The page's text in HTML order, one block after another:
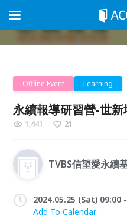
Offline Event Learning
永續報導研習營-世新
1,441 21
TVBS信望愛永續
2024.05.25 (Sat) 09:00
Add To Calendar